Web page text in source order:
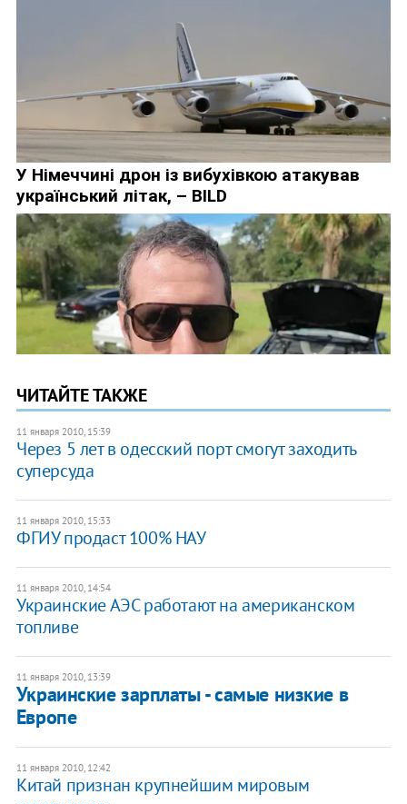
ЧИТАЙТЕ ТАКЖЕ
11 января 2010, 15:39
Через 5 лет в одесский порт смогут заходить
суперсуда
11 января 2010, 15:33
ФГИУ продаст 100% НАУ
11 января 2010, 14:54
Украинские АЭС работают на американском
топливе
11 января 2010, 13:39
Украинские зарплаты - самые низкие в
Европе
11 января 2010, 12:42
Китай признан крупнейшим мировым